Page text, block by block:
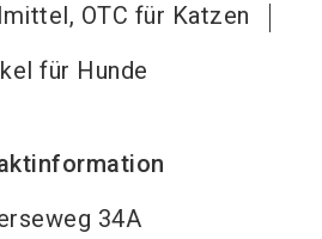
OTC für Katzen
für Hunde
34A